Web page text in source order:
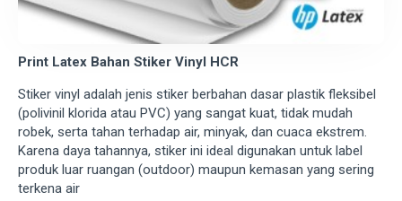
Print Latex Bahan Stiker Vinyl HCR
Stiker vinyl adalah jenis stiker berbahan dasar plastik fleksibel
(polivinil klorida atau PVC) yang sangat kuat, tidak mudah
robek, serta tahan terhadap air, minyak, dan cuaca ekstrem.
Karena daya tahannya, stiker ini ideal digunakan untuk label
produk luar ruangan (outdoor) maupun kemasan yang sering
terkena air